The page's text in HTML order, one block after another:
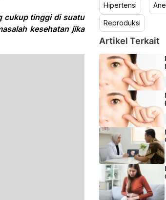
cukup tinggi di suatu
kesehatan jika
Hipertensi
Reproduksi
Artikel Terkait